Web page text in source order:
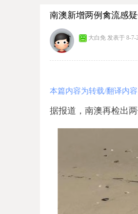
南澳新增两例禽流感
大白免 发表于 8-7-
本篇内容为转载/翻译内
据报道，南澳再检出